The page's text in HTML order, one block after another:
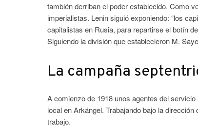
también derriban el poder establecido. Como
imperialistas. Lenin siguió exponiendo: “los
capitalistas en Rusia, para repartirse el botín
Siguiendo la división que establecieron M.
La campaña
A comienzo de 1918 unos agentes del
local en Arkángel. Trabajando bajo la
trabajo.